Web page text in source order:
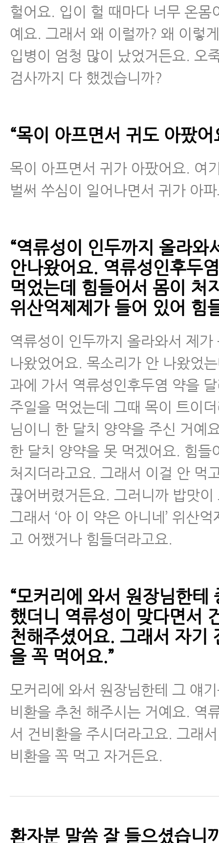
헐어요. 입이 헐 때마다 너무 온몸
예요. 그래서 왜 이럴까? 왜 이렇
입병이 엄청 많이 났었거든요. 오
검사까지 다 했겠습니까?
“목이 아프면서 귀도 아팠어
목이 아프면서 귀가 아팠어요. 여
벌써 쑤심이 일어나면서 귀가 아
“역류성이 인두까지 올라와
안나왔어요. 역류성인후두
먹었는데 힘들어서 몸이 처
위산억제제가 들어 있어 힘
역류성이 인두까지 올라와서 제가
나왔었어요. 목소리가 안 나왔었
과에 가서 역류성인후두염 약을
주일을 먹었는데 그때 목이 트이
님이니 한 달치 양약을 주신 거예
한 달치 양약을 못 먹겠어요. 힘들
처지더라고요. 그래서 이걸 안 먹
끊어버렸거든요. 그러니까 밥맛
그래서 ‘아 이 약은 아니네’ 위산
고 어쨌거나 힘들더라고요.
“모커리에 와서 원장님한테
했더니 역류성이 맞다면서
천해주셨어요. 그래서 자기
을 꼭 먹어요.”
모커리에 와서 원장님한테 그 얘
비환을 추천 해주시는 거예요. 역
서 건비환을 주시더라고요. 그래
비환을 꼭 먹고 자거든요.
환자분 말씀 잘 들으셨습니